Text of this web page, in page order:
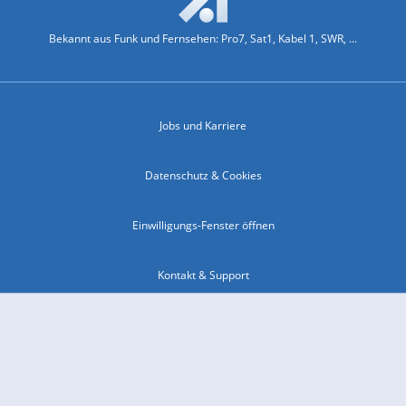
Bekannt aus Funk und Fernsehen: Pro7, Sat1, Kabel 1, SWR, ...
Jobs und Karriere
Datenschutz & Cookies
Einwilligungs-Fenster öffnen
Kontakt & Support